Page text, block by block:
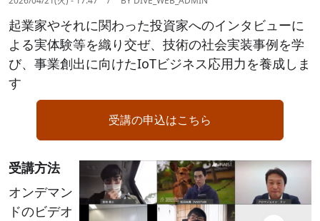
起業家やそれに関わった投資家へのインタビューに
よる実体験等を織り交ぜ、技術の社会実装事例を学
び、事業創出に向けたIoTビジネス応用力を養成しま
す
受講の申込はこちら
Image
受講方法
オンデマン
ドのビデオ